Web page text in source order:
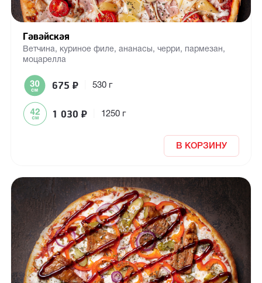
Гавайская
Ветчина, куриное филе, ананасы, черри, пармезан,
моцарелла
675 ₽ 530 г
1 030 ₽ 1250 г
В КОРЗИНУ